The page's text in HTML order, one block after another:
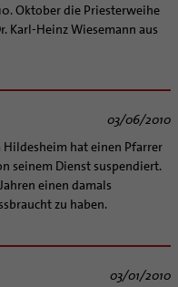
Oktober die Priesterweihe
Karl-Heinz Wiesemann aus
03/06/2010
hat einen Pfarrer
seinem Dienst suspendiert.
einen damals
zu haben.
03/01/2010